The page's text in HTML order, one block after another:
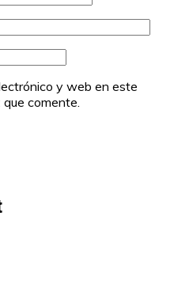
y web en este
comente.